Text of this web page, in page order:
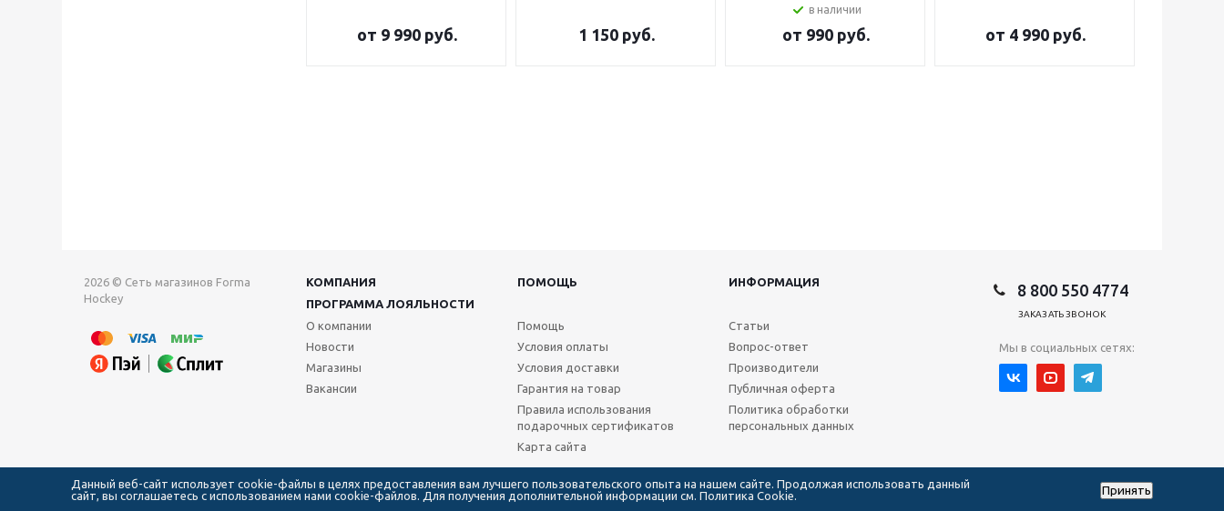
от 9 990 руб. 1 150руб.
в наличии
от 990 руб. от 4 990 руб.
2026 © Сеть магазинов Forma
Hockey
КОМПАНИЯ ПОМОЩЬ
ИНФОРМАЦИЯ
ПРОГРАММА ЛОЯЛЬНОСТИ
О компании
Новости
Магазины
Вакансии
Помощь
Условия оплаты
Условия доставки
Гарантия на товар
Правила использования
подарочных сертификатов
Карта сайта
Статьи
Вопрос-ответ
Производители
Публичная оферта
Политика обработки
персональных данных
8 800 550 4774
ЗАКАЗАТЬ ЗВОНОК
Мы в социальных сетях:
111
Данный веб-сайт использует cookie-файлы в целях предоставления вам лучшего пользовательского опыта на нашем сайте. Продолжая использовать данный
сайт, вы соглашаетесь с использованием нами cookie-файлов. Для получения дополнительной информации см. Политика Cookie. Принять